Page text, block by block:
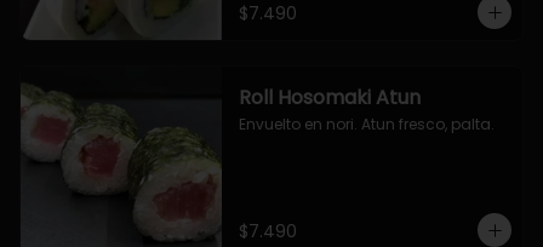
$7.490
Roll Hosomaki Atun
Envuelto en nori. Atun fresco, palta.
$7.490